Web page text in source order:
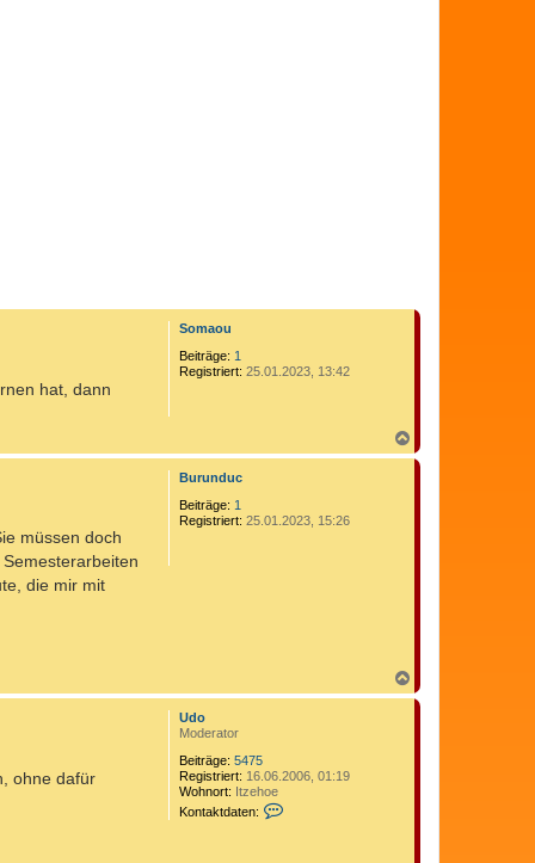
Somaou
Beiträge: 1
Registriert: 25.01.2023, 13:42
hat, dann
a
c
Burunduc
Beiträge: 1
Registriert: 25.01.2023, 15:26
müssen doch
die mir mit
a
c
Udo
Moderator
Beiträge: 5475
Registriert: 16.06.2006, 01:19
Wohnort: Itzehoe
Kontaktdaten:
ohne dafür